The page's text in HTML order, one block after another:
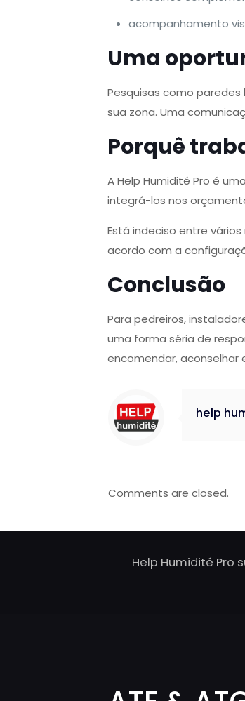
acompanhamento
Uma
Pesquisas como
sua zona. Uma
Porquê
A Help Humidité Pro é
integrá-los nos
Está indeciso entre
acordo com a
Conclusão
Para pedreiros,
uma forma séria de
encomendar, aconselhar
help
Comments are closed.
Help Humidité